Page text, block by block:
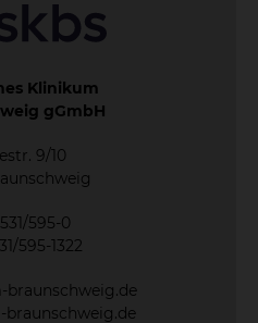
Klinikum
gGmbH
9/10
595-0
595-1322
braunschweig.de